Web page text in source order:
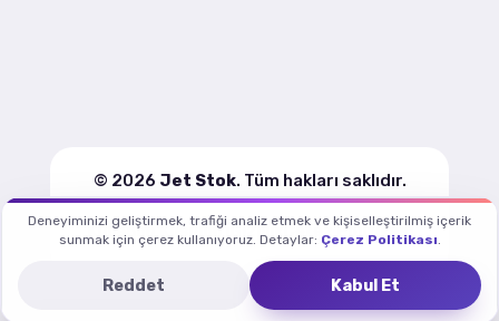
© 2026 Jet Stok. Tüm hakları saklıdır.
Kullanım Koşulları GizlilikÇerez Politikası
Deneyiminizi geliştirmek, trafiği analiz etmek ve kişiselleştirilmiş içerik
sunmak için çerez kullanıyoruz. Detaylar: Çerez Politikası
Reddet Kabul Et